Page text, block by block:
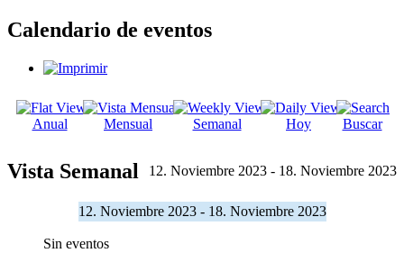
Calendario de eventos
Anual Mensual Semanal Hoy Buscar
Vista Semanal 12. Noviembre 2023 - 18. Noviembre 2023
12. Noviembre 2023 - 18. Noviembre 2023
Sin eventos